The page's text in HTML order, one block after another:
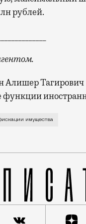
рублей.
Алишер
имущества